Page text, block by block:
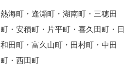
熱海町・逢瀬町・湖南町・三穂田
町・安積町・片平町・喜久田町・日
和田町・富久山町・田村町・中田
町・西田町